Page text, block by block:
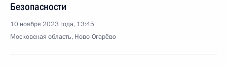
Безопасности
10 ноября 2023 года, 13:45
Московская область, Ново-Огарёво